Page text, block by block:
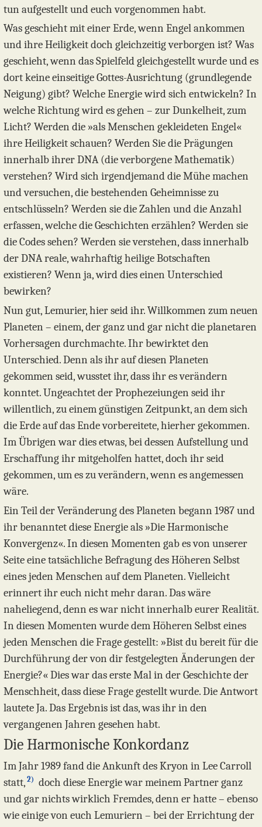
tun aufgestellt und euch vorgenommen habt.
Was geschieht mit einer Erde, wenn Engel ankommen
und ihre Heiligkeit doch gleichzeitig verborgen ist? Was
geschieht, wenn das Spielfeld gleichgestellt wurde und es
dort keine einseitige Gottes-Ausrichtung (grundlegende
Neigung) gibt? Welche Energie wird sich entwickeln? In
welche Richtung wird es gehen – zur Dunkelheit, zum
Licht? Werden die »als Menschen gekleideten Engel«
ihre Heiligkeit schauen? Werden Sie die Prägungen
innerhalb ihrer DNA (die verborgene Mathematik)
verstehen? Wird sich irgendjemand die Mühe machen
und versuchen, die bestehenden Geheimnisse zu
entschlüsseln? Werden sie die Zahlen und die Anzahl
erfassen, welche die Geschichten erzählen? Werden sie
die Codes sehen? Werden sie verstehen, dass innerhalb
der DNA reale, wahrhaftig heilige Botschaften
existieren? Wenn ja, wird dies einen Unterschied
bewirken?
Nun gut, Lemurier, hier seid ihr. Willkommen zum neuen
Planeten – einem, der ganz und gar nicht die planetaren
Vorhersagen durchmachte. Ihr bewirktet den
Unterschied. Denn als ihr auf diesen Planeten
gekommen seid, wusstet ihr, dass ihr es verändern
konntet. Ungeachtet der Prophezeiungen seid ihr
willentlich, zu einem günstigen Zeitpunkt, an dem sich
die Erde auf das Ende vorbereitete, hierher gekommen.
Im Übrigen war dies etwas, bei dessen Aufstellung und
Erschaffung ihr mitgeholfen hattet, doch ihr seid
gekommen, um es zu verändern, wenn es angemessen
wäre.
Ein Teil der Veränderung des Planeten begann 1987 und
ihr benanntet diese Energie als »Die Harmonische
Konvergenz«. In diesen Momenten gab es von unserer
Seite eine tatsächliche Befragung des Höheren Selbst
eines jeden Menschen auf dem Planeten. Vielleicht
erinnert ihr euch nicht mehr daran. Das wäre
naheliegend, denn es war nicht innerhalb eurer Realität.
In diesen Momenten wurde dem Höheren Selbst eines
jeden Menschen die Frage gestellt: »Bist du bereit für die
Durchführung der von dir festgelegten Änderungen der
Energie?« Dies war das erste Mal in der Geschichte der
Menschheit, dass diese Frage gestellt wurde. Die Antwort
lautete Ja. Das Ergebnis ist das, was ihr in den
vergangenen Jahren gesehen habt.
Die Harmonische Konkordanz
Im Jahr 1989 fand die Ankunft des Kryon in Lee Carroll
statt, 2) doch diese Energie war meinem Partner ganz
und gar nichts wirklich Fremdes, denn er hatte – ebenso
wie einige von euch Lemuriern – bei der Errichtung der